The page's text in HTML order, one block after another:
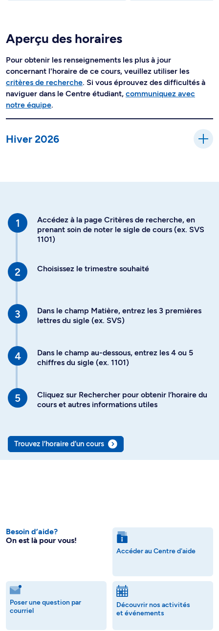
Aperçu des horaires
Pour obtenir les renseignements les plus à jour
concernant l'horaire de ce cours, veuillez utiliser les
critères de recherche. Si vous éprouvez des difficultés à
naviguer dans le Centre étudiant, communiquez avec
notre équipe.
Hiver 2026
Accédez à la page Critères de recherche, en
prenant soin de noter le sigle de cours (ex. SVS
1101)
Choisissez le trimestre souhaité
Dans le champ Matière, entrez les 3 premières
lettres du sigle (ex. SVS)
Dans le champ au-dessous, entrez les 4 ou 5
chiffres du sigle (ex. 1101)
Cliquez sur Rechercher pour obtenir l’horaire du
cours et autres informations utiles
Trouvez l’horaire d’un cours
Besoin d’aide?
On est là pour vous!
Accéder au Centre d'aide
Poser une question par
courriel
Découvrir nos activités
et événements